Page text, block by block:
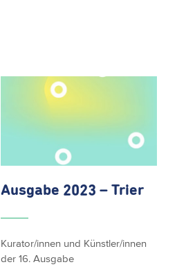
Ausgabe 2023 – Trier
Kurator/innen und Künstler/innen
der 16. Ausgabe